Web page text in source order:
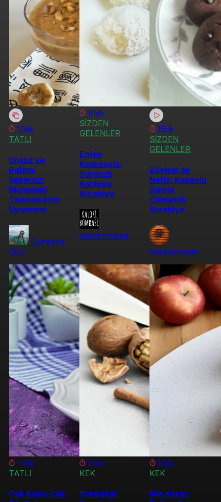
10dk
TATLI
Unsuz ve
Rafine
Şekersiz:
Muhallebi
Tadında İncir
Uyutması
Sümeyya
Dinç
10dk
SİZDEN
GELENLER
Enfes
Kokusuyla:
Sürprizli
Kartopu
Kurabiye
kaloribombasi
15dk
SİZDEN
GELENLER
Böylesi de
Nefis: Kakaolu
Damla
Çikolatalı
Kurabiye
nesildennesile
10dk
TATLI
Çok Kolay Çok
10dk
KEK
Sonbahar
10dk
KEK
Mis Kokar: